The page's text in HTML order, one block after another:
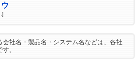
社名・製品名・システム名などは、各社
。